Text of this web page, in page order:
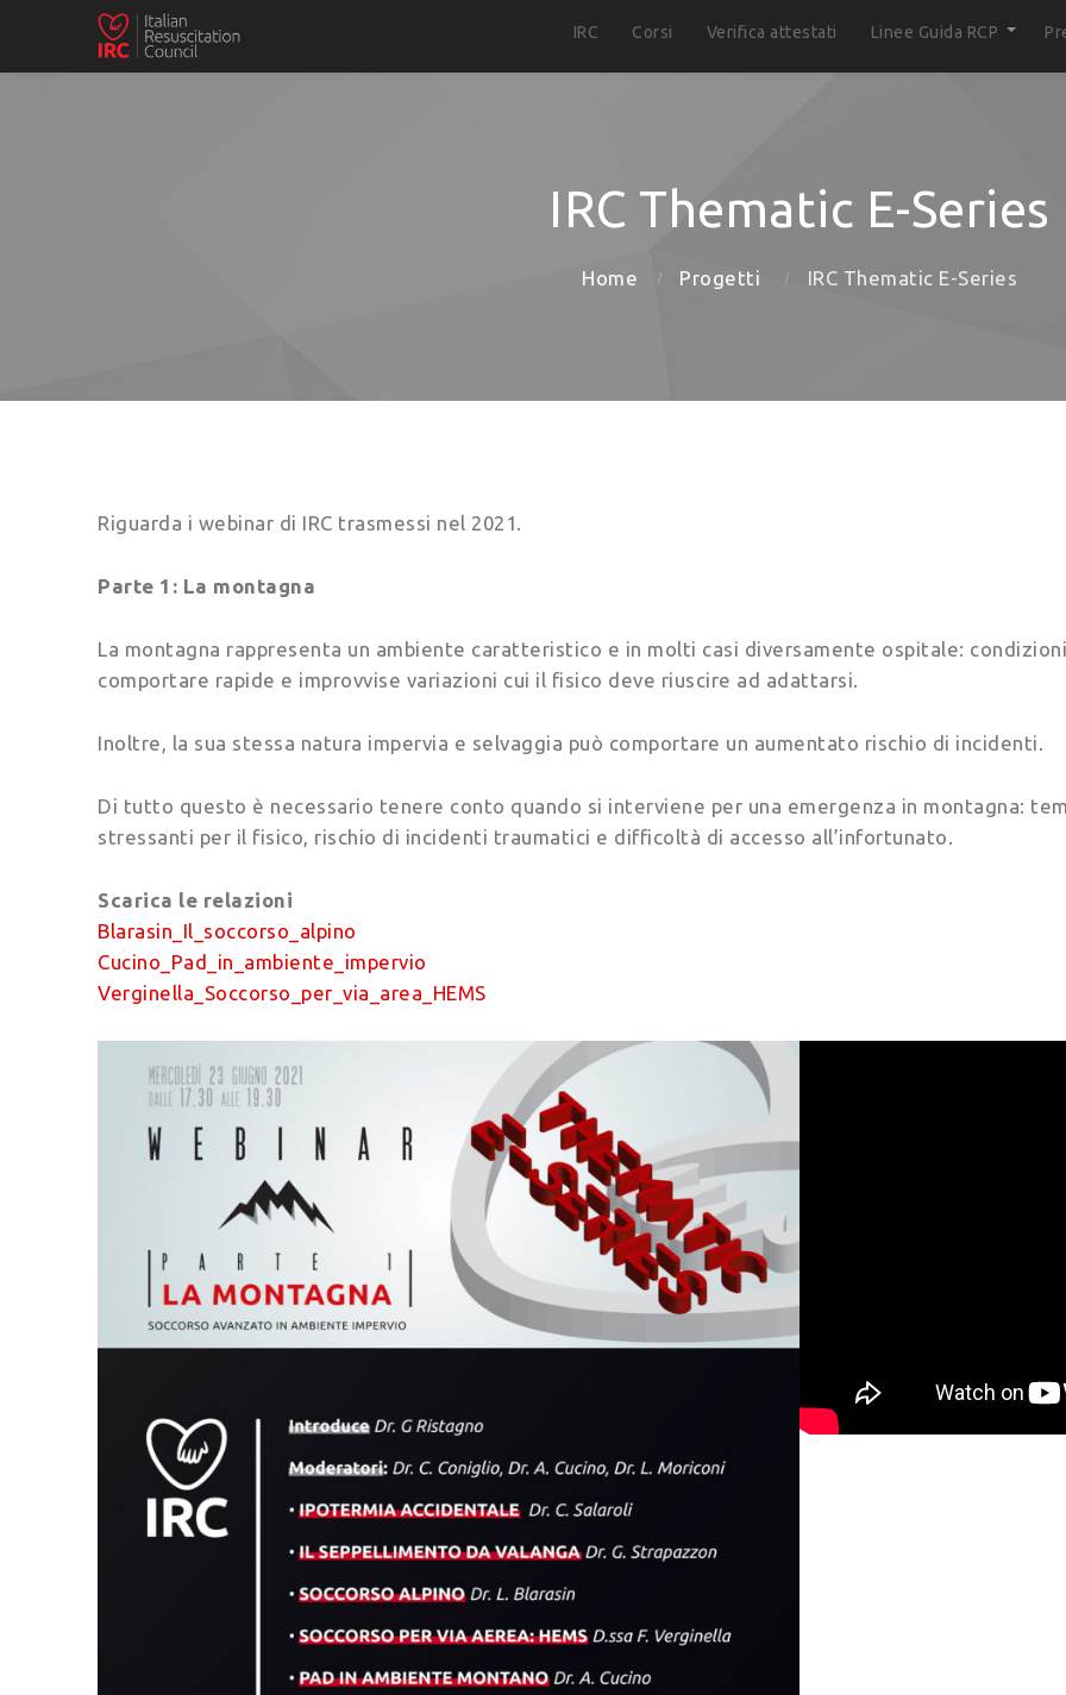
IRC Corsi Verifica attestati Linee Guida RCP
IRC Thematic E-Series
Home Progetti IRC Thematic E-Series
Riguarda i webinar di IRC trasmessi nel 2021.
Parte 1: La montagna
La montagna rappresenta un ambiente caratteristico e in molti casi diversamente ospitale:
comportare rapide e improvvise variazioni cui il fisico deve riuscire ad adattarsi.
Inoltre, la sua stessa natura impervia e selvaggia può comportare un aumentato rischio di incidenti.
Di tutto questo è necessario tenere conto quando si interviene per una emergenza in montagna:
stressanti per il fisico, rischio di incidenti traumatici e difficoltà di accesso all’infortunato.
Scarica le relazioni
Blarasin_Il_soccorso_alpino
Cucino_Pad_in_ambiente_impervio
Verginella_Soccorso_per_via_area_HEMS